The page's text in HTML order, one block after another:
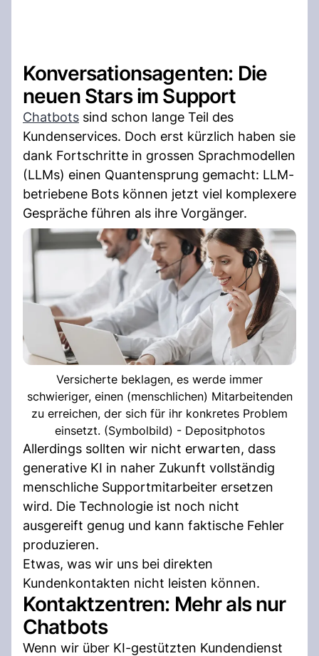
Konversationsagenten: Die
neuen Stars im Support
Chatbots sind schon lange Teil des
Kundenservices. Doch erst kürzlich haben sie
dank Fortschritte in grossen Sprachmodellen
(LLMs) einen Quantensprung gemacht: LLM-
betriebene Bots können jetzt viel komplexere
Gespräche führen als ihre Vorgänger.
Versicherte beklagen, es werde immer
schwieriger, einen (menschlichen) Mitarbeitenden
zu erreichen, der sich für ihr konkretes Problem
einsetzt. (Symbolbild) - Depositphotos
Allerdings sollten wir nicht erwarten, dass
generative KI in naher Zukunft vollständig
menschliche Supportmitarbeiter ersetzen
wird. Die Technologie ist noch nicht
ausgereift genug und kann faktische Fehler
produzieren.
Etwas, was wir uns bei direkten
Kundenkontakten nicht leisten können.
Kontaktzentren: Mehr als nur
Chatbots
Wenn wir über KI-gestützten Kundendienst